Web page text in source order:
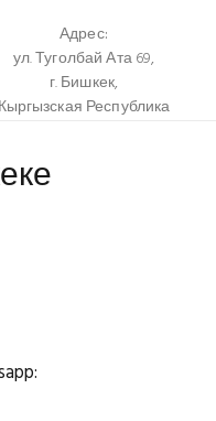
Адрес:
ул. Туголбай Ата 69,
г. Бишкек,
Кыргызская Республика